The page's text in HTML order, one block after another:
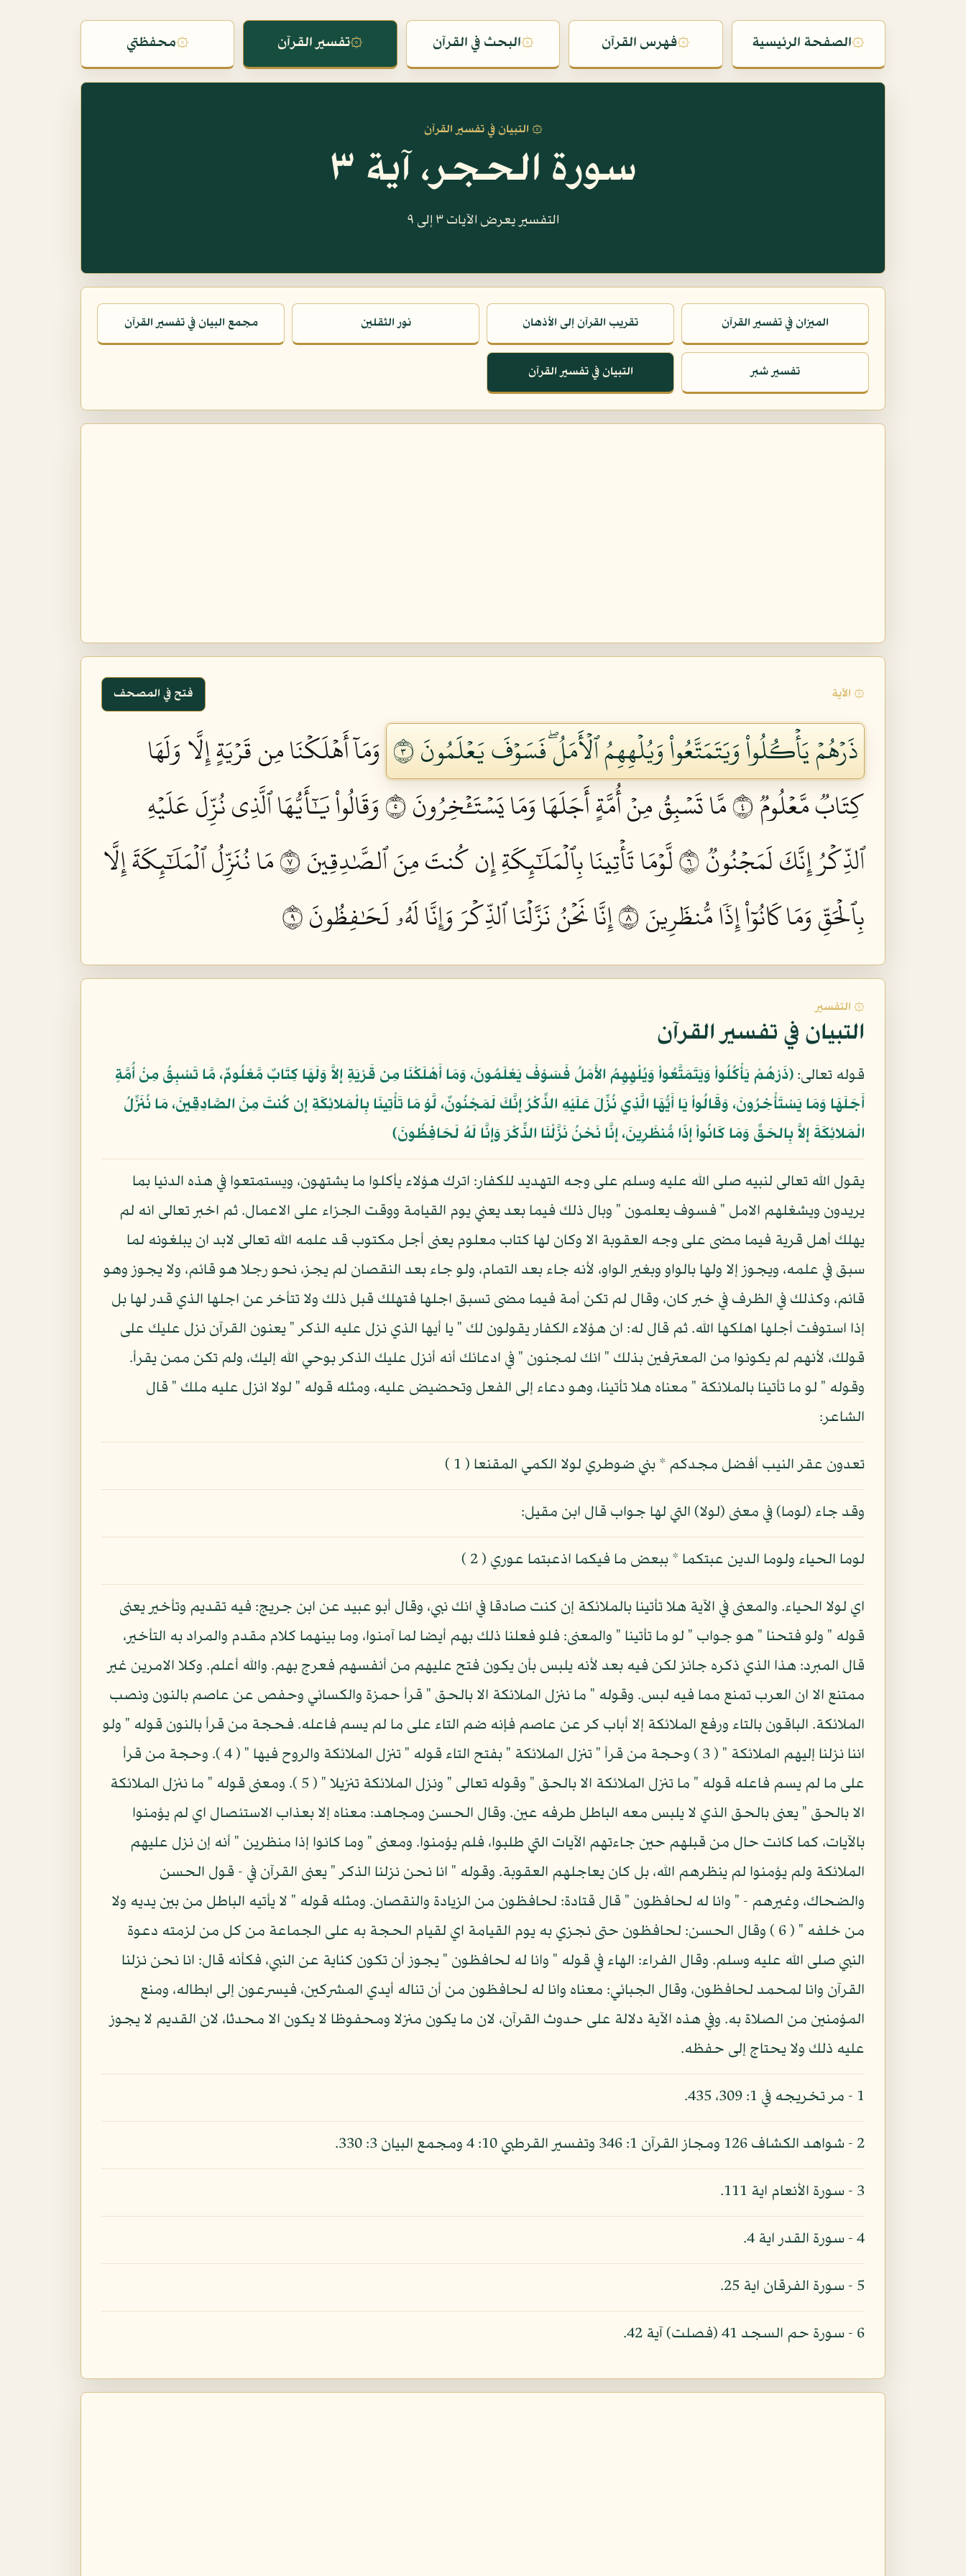
۞الصفحة الرئيسية ۞فهرس القرآن ۞البحث في القرآن ۞تفسير القرآن ۞محفظتي
۞ التبيان في تفسير القرآن
سورة الحجر، آية ٣
التفسير يعرض الآيات ٣ إلى ٩
الميزان في تفسير القرآن تقريب القرآن إلى الأذهان نور الثقلين مجمع البيان في تفسير القرآن
تفسير شبر التبيان في تفسير القرآن
۞ الآية فتح في المصحف
ذَرۡهُمۡ يَأۡكُلُواْ وَيَتَمَتَّعُواْ وَيُلۡهِهِمُ ٱلۡأَمَلُۖ فَسَوۡفَ يَعۡلَمُونَ ٣
وَمَآ أَهۡلَكۡنَا مِن قَرۡيَةٍ إِلَّا وَلَهَا
كِتَابٞ مَّعۡلُومٞ ٤
مَّا تَسۡبِقُ مِنۡ أُمَّةٍ أَجَلَهَا وَمَا يَسۡتَـٔۡخِرُونَ ٥
وَقَالُواْ يَٰٓأَيُّهَا ٱلَّذِي نُزِّلَ عَلَيۡهِ
ٱلذِّكۡرُ إِنَّكَ لَمَجۡنُونٞ ٦
لَّوۡمَا تَأۡتِينَا بِٱلۡمَلَٰٓئِكَةِ إِن كُنتَ مِنَ ٱلصَّٰدِقِينَ ٧
مَا نُنَزِّلُ ٱلۡمَلَٰٓئِكَةَ إِلَّا
بِٱلۡحَقِّ وَمَا كَانُوٓاْ إِذٗا مُّنظَرِينَ ٨
إِنَّا نَحۡنُ نَزَّلۡنَا ٱلذِّكۡرَ وَإِنَّا لَهُۥ لَحَٰفِظُونَ ٩
۞ التفسير
التبيان في تفسير القرآن
قوله تعالى: ﴿ذَرْهُمْ يَأْكُلُواْ وَيَتَمَتَّعُواْ وَيُلْهِهِمُ الأَمَلُ فَسَوْفَ يَعْلَمُونَ، وَمَا أَهْلَكْنَا مِن قَرْيَةٍ إِلاَّ وَلَهَا كِتَابٌ مَّعْلُومٌ، مَّا تَسْبِقُ مِنْ أُمَّةٍ
أَجَلَهَا وَمَا يَسْتَأْخِرُونَ، وَقَالُواْ يَا أَيُّهَا الَّذِي نُزِّلَ عَلَيْهِ الذِّكْرُ إِنَّكَ لَمَجْنُونٌ، لَّوْ مَا تَأْتِينَا بِالْمَلائِكَةِ إِن كُنتَ مِنَ الصَّادِقِينَ، مَا نُنَزِّلُ
الْمَلائِكَةَ إِلاَّ بِالحَقِّ وَمَا كَانُواْ إِذًا مُّنظَرِينَ، إِنَّا نَحْنُ نَزَّلْنَا الذِّكْرَ وَإِنَّا لَهُ لَحَافِظُونَ﴾
يقول الله تعالى لنبيه صلى الله عليه وسلم على وجه التهديد للكفار: اترك هؤلاء يأكلوا ما يشتهون، ويستمتعوا في هذه الدنيا بما
يريدون ويشغلهم الامل " فسوف يعلمون " وبال ذلك فيما بعد يعني يوم القيامة ووقت الجزاء على الاعمال. ثم اخبر تعالى انه لم
يهلك أهل قرية فيما مضى على وجه العقوبة الا وكان لها كتاب معلوم يعنى أجل مكتوب قد علمه الله تعالى لابد ان يبلغونه لما
سبق في علمه، ويجوز إلا ولها بالواو وبغير الواو، لأنه جاء بعد التمام، ولو جاء بعد النقصان لم يجز، نحو رجلا هو قائم، ولا يجوز وهو
قائم، وكذلك في الظرف في خبر كان، وقال لم تكن أمة فيما مضى تسبق اجلها فتهلك قبل ذلك ولا تتأخر عن اجلها الذي قدر لها بل
إذا استوفت أجلها اهلكها الله. ثم قال له: ان هؤلاء الكفار يقولون لك " يا أيها الذي نزل عليه الذكر " يعنون القرآن نزل عليك على
قولك، لأنهم لم يكونوا من المعترفين بذلك " انك لمجنون " في ادعائك أنه أنزل عليك الذكر بوحي الله إليك، ولم تكن ممن يقرأ.
وقوله " لو ما تأتينا بالملائكة " معناه هلا تأتينا، وهو دعاء إلى الفعل وتحضيض عليه، ومثله قوله " لولا انزل عليه ملك " قال
الشاعر:
تعدون عقر النيب أفضل مجدكم * بني ضوطري لولا الكمي المقنعا ( 1 )
وقد جاء (لوما) في معنى (لولا) التي لها جواب قال ابن مقيل:
لوما الحياء ولوما الدين عبتكما * ببعض ما فيكما اذعبتما عوري ( 2 )
اي لولا الحياء. والمعنى في الآية هلا تأتينا بالملائكة إن كنت صادقا في انك نبي، وقال أبو عبيد عن ابن جريج: فيه تقديم وتأخير يعنى
قوله " ولو فتحنا " هو جواب " لو ما تأتينا " والمعنى: فلو فعلنا ذلك بهم أيضا لما آمنوا، وما بينهما كلام مقدم والمراد به التأخير،
قال المبرد: هذا الذي ذكره جائز لكن فيه بعد لأنه يلبس بأن يكون فتح عليهم من أنفسهم فعرج بهم. والله أعلم. وكلا الامرين غير
ممتنع الا ان العرب تمنع مما فيه لبس. وقوله " ما ننزل الملائكة الا بالحق " قرأ حمزة والكسائي وحفص عن عاصم بالنون ونصب
الملائكة. الباقون بالتاء ورفع الملائكة إلا أباب كر عن عاصم فإنه ضم التاء على ما لم يسم فاعله. فحجة من قرأ بالنون قوله " ولو
اننا نزلنا إليهم الملائكة " ( 3 ) وحجة من قرأ " تنزل الملائكة " بفتح التاء قوله " تنزل الملائكة والروح فيها " ( 4 ). وحجة من قرأ
على ما لم يسم فاعله قوله " ما تنزل الملائكة الا بالحق " وقوله تعالى " ونزل الملائكة تنزيلا " ( 5 ). ومعنى قوله " ما ننزل الملائكة
الا بالحق " يعنى بالحق الذي لا يلبس معه الباطل طرفه عين. وقال الحسن ومجاهد: معناه إلا بعذاب الاستئصال اي لم يؤمنوا
بالآيات، كما كانت حال من قبلهم حين جاءتهم الآيات التي طلبوا، فلم يؤمنوا. ومعنى " وما كانوا إذا منظرين " أنه إن نزل عليهم
الملائكة ولم يؤمنوا لم ينظرهم الله، بل كان يعاجلهم العقوبة. وقوله " انا نحن نزلنا الذكر " يعنى القرآن في - قول الحسن
والضحاك، وغيرهم - " وانا له لحافظون " قال قتادة: لحافظون من الزيادة والنقصان. ومثله قوله " لا يأتيه الباطل من بين يديه ولا
من خلفه " ( 6 ) وقال الحسن: لحافظون حتى نجزي به يوم القيامة اي لقيام الحجة به على الجماعة من كل من لزمته دعوة
النبي صلى الله عليه وسلم. وقال الفراء: الهاء في قوله " وانا له لحافظون " يجوز أن تكون كناية عن النبي، فكأنه قال: انا نحن نزلنا
القرآن وانا لمحمد لحافظون، وقال الجبائي: معناه وانا له لحافظون من أن تناله أيدي المشركين، فيسرعون إلى ابطاله، ومنع
المؤمنين من الصلاة به. وفي هذه الآية دلالة على حدوث القرآن، لان ما يكون منزلا ومحفوظا لا يكون الا محدثا، لان القديم لا يجوز
عليه ذلك ولا يحتاج إلى حفظه.
1 - مر تخريجه في 1: 309، 435.
2 - شواهد الكشاف 126 ومجاز القرآن 1: 346 وتفسير القرطبي 10: 4 ومجمع البيان 3: 330.
3 - سورة الأنعام اية 111.
4 - سورة القدر اية 4.
5 - سورة الفرقان اية 25.
6 - سورة حم السجد 41 (فصلت) آية 42.